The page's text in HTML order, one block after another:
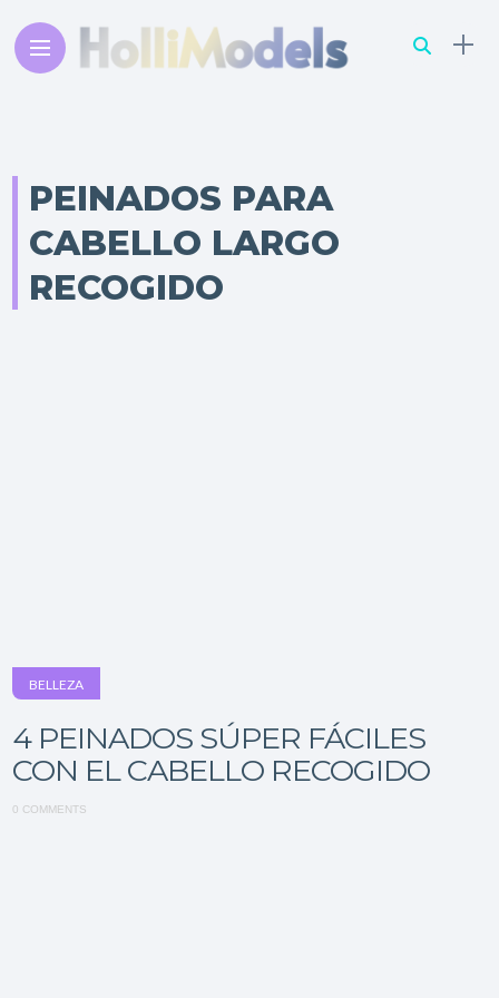
PEINADOS PARA
CABELLO LARGO
RECOGIDO
BELLEZA
4 PEINADOS SÚPER FÁCILES
CON EL CABELLO RECOGIDO
0 COMMENTS